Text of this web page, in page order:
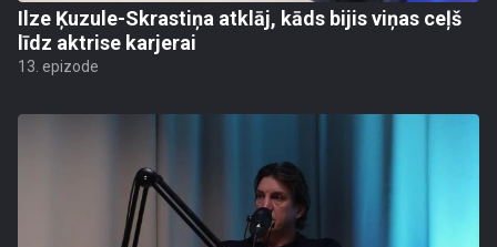
Ilze Ķuzule-Skrastiņa atklāj, kāds bijis viņas ceļš
līdz aktrise karjerai
13. epizode